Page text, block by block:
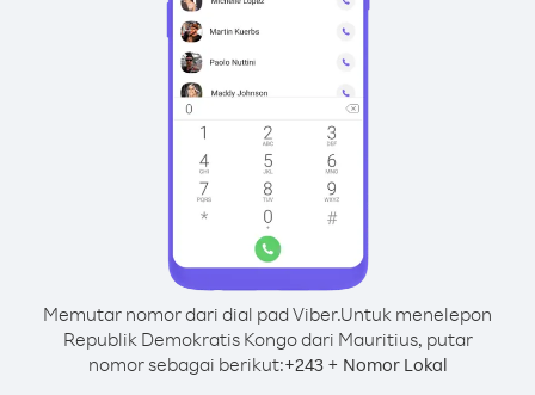
Memutar nomor dari dial pad Viber.Untuk menelepon
Republik Demokratis Kongo dari Mauritius, putar
nomor sebagai berikut:+243+ Nomor Lokal